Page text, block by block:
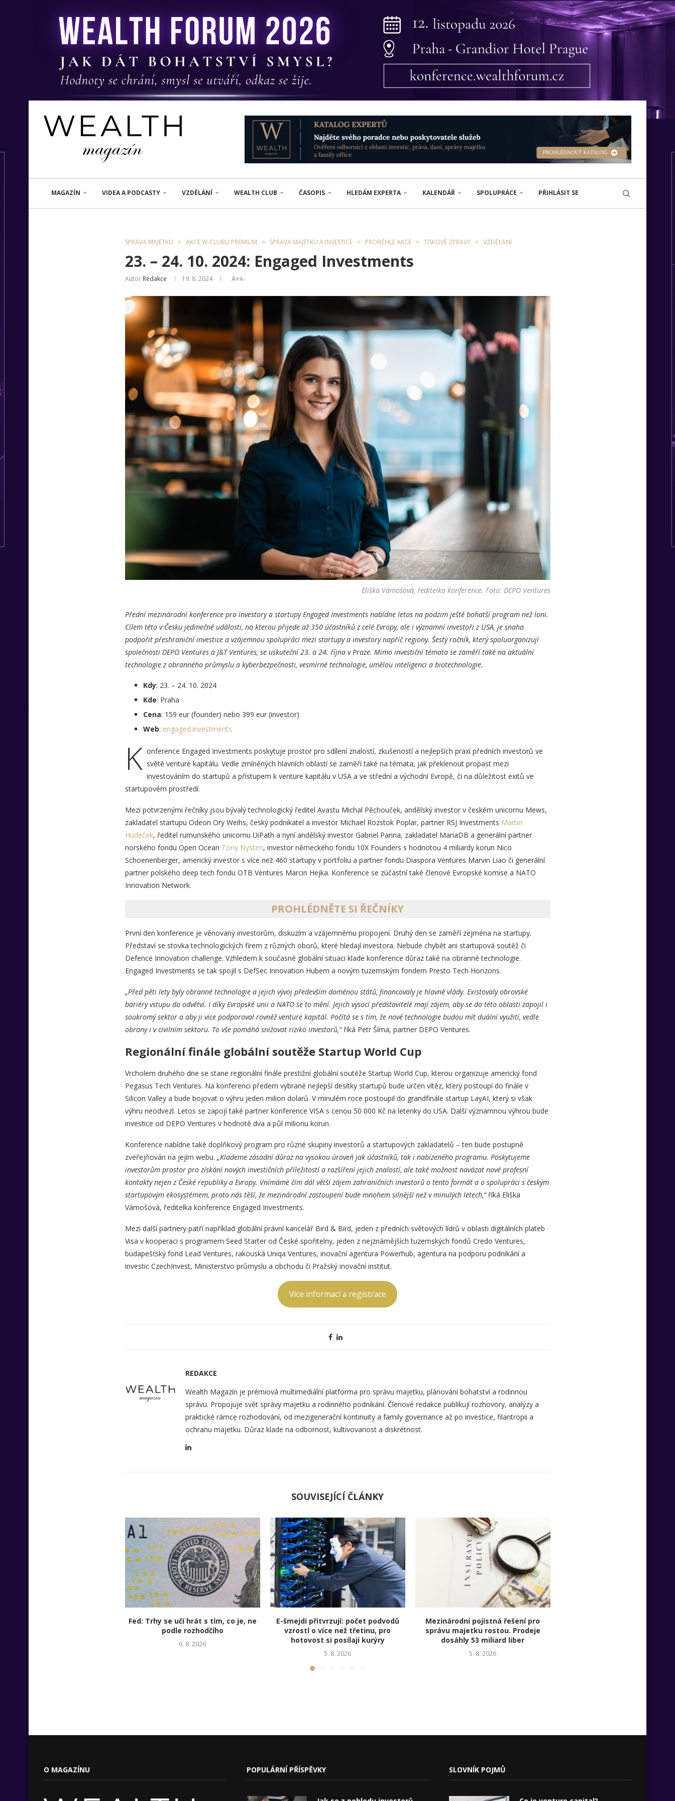
MAGAZÍN VIDEA A PODCASTY VZDĚLÁNÍ WEALTH CLUB ČASOPIS HLEDÁM EXPERTA KALENDÁŘ SPOLUPRÁCE PŘIHLÁSIT SE
SPRÁVA MAJETKU AKCE W-CLUBU PREMIUM SPRÁVA MAJETKU A INVESTICE PROBĚHLÉ AKCE TISKOVÉ ZPRÁVY VZDĚLÁNÍ
23. – 24. 10. 2024: Engaged Investments
Autor Redakce 19. 8. 2024 A+A-
Eliška Vámošová, ředitelka konference. Foto: DEPO Ventures
Přední mezinárodní konference pro investory a startupy Engaged Investments nabídne letos na podzim ještě bohatší program než loni.
Cílem této v Česku jedinečné události, na kterou přijede až 350 účastníků z celé Evropy, ale i významní investoři z USA, je snaha
podpořit přeshraniční investice a vzájemnou spolupráci mezi startupy a investory napříč regiony. Šestý ročník, který spoluorganizují
společnosti DEPO Ventures a J&T Ventures, se uskuteční 23. a 24. října v Praze. Mimo investiční témata se zaměří také na aktuální
technologie z obranného průmyslu a kyberbezpečnosti, vesmírné technologie, umělou inteligenci a biotechnologie.
Kdy: 23. – 24. 10. 2024
Kde: Praha
Cena: 159 eur (founder) nebo 399 eur (investor)
Web: engaged.investments
K onference Engaged Investments poskytuje prostor pro sdílení znalostí, zkušeností a nejlepších praxí předních investorů ve
světě venture kapitálu. Vedle zmíněných hlavních oblastí se zaměří také na témata, jak překlenout propast mezi
investováním do startupů a přístupem k venture kapitálu v USA a ve střední a východní Evropě, či na důležitost exitů ve
startupovém prostředí.
Mezi potvrzenými řečníky jsou bývalý technologický ředitel Avastu Michal Pěchouček, andělský investor v českém unicornu Mews,
zakladatel startupu Odeon Ory Weihs, český podnikatel a investor Michael Rozstok Poplar, partner RSJ Investments Martin
Hudeček, ředitel rumunského unicornu UiPath a nyní andělský investor Gabriel Panna, zakladatel MariaDB a generální partner
norského fondu Open Ocean Tony Nysten, investor německého fondu 10X Founders s hodnotou 4 miliardy korun Nico
Schoenenberger, americký investor s více než 460 startupy v portfoliu a partner fondu Diaspora Ventures Marvin Liao či generální
partner polského deep tech fondu OTB Ventures Marcin Hejka. Konference se zúčastní také členové Evropské komise a NATO
Innovation Network.
PROHLÉDNĚTE SI ŘEČNÍKY
První den konference je věnovaný investorům, diskuzím a vzájemnému propojení. Druhý den se zaměří zejména na startupy.
Představí se stovka technologických firem z různých oborů, které hledají investora. Nebude chybět ani startupová soutěž či
Defence Innovation challenge. Vzhledem k současné globální situaci klade konference důraz také na obranné technologie.
Engaged Investments se tak spojil s DefSec Innovation Hubem a novým tuzemským fondem Presto Tech Horizons.
„Před pěti lety byly obranné technologie a jejich vývoj především doménou států, financovaly je hlavně vlády. Existovaly obrovské
bariéry vstupu do odvětví. I díky Evropské unii a NATO se to mění. Jejich vysocí představitelé mají zájem, aby se do této oblasti zapojil i
soukromý sektor a aby ji více podporoval rovněž venture kapitál. Počítá se s tím, že nové technologie budou mít duální využití, vedle
obrany i v civilním sektoru. To vše pomáhá snižovat riziko investorů,“ říká Petr Šíma, partner DEPO Ventures.
Regionální finále globální soutěže Startup World Cup
Vrcholem druhého dne se stane regionální finále prestižní globální soutěže Startup World Cup, kterou organizuje americký fond
Pegasus Tech Ventures. Na konferenci předem vybrané nejlepší desítky startupů bude určen vítěz, který postoupí do finále v
Silicon Valley a bude bojovat o výhru jeden milion dolarů. V minulém roce postoupil do grandfinále startup LayAI, který si však
výhru neodvezl. Letos se zapojí také partner konference VISA s cenou 50 000 Kč na letenky do USA. Další významnou výhrou bude
investice od DEPO Ventures v hodnotě dva a půl milionu korun.
Konference nabídne také doplňkový program pro různé skupiny investorů a startupových zakladatelů – ten bude postupně
zveřejňován na jejím webu. „Klademe zásadní důraz na vysokou úroveň jak účastníků, tak i nabízeného programu. Poskytujeme
investorům prostor pro získání nových investičních příležitostí a rozšíření jejich znalostí, ale také možnost navázat nové profesní
kontakty nejen z České republiky a Evropy. Vnímáme čím dál větší zájem zahraničních investorů o tento formát a o spolupráci s českým
startupovým ekosystémem, proto nás těší, že mezinárodní zastoupení bude mnohem silnější než v minulých letech,“ říká Eliška
Vámošová, ředitelka konference Engaged Investments.
Mezi další partnery patří například globální právní kancelář Bird & Bird, jeden z předních světových lídrů v oblasti digitálních plateb
Visa v kooperaci s programem Seed Starter od České spořitelny, jeden z nejznámějších tuzemských fondů Credo Ventures,
budapešťský fond Lead Ventures, rakouská Uniqa Ventures, inovační agentura Powerhub, agentura na podporu podnikání a
investic CzechInvest, Ministerstvo průmyslu a obchodu či Pražský inovační institut.
Více informací a registrace
REDAKCE
Wealth Magazín je prémiová multimediální platforma pro správu majetku, plánování bohatství a rodinnou
správu. Propojuje svět správy majetku a rodinného podnikání. Členové redakce publikují rozhovory, analýzy a
praktické rámce rozhodování, od mezigenerační kontinuity a family governance až po investice, filantropii a
ochranu majetku. Důraz klade na odbornost, kultivovanost a diskrétnost.
SOUVISEJÍCÍ ČLÁNKY
Fed: Trhy se učí hrát s tím, co je, ne
podle rozhodčího
6. 8. 2026
E-šmejdi přitvrzují: počet podvodů
vzrostl o více než třetinu, pro
hotovost si posílají kurýry
5. 8. 2026
Mezinárodní pojistná řešení pro
správu majetku rostou. Prodeje
dosáhly 53 miliard liber
5. 8. 2026
O MAGAZÍNU POPULÁRNÍ PŘÍSPĚVKY SLOVNÍK POJMŮ